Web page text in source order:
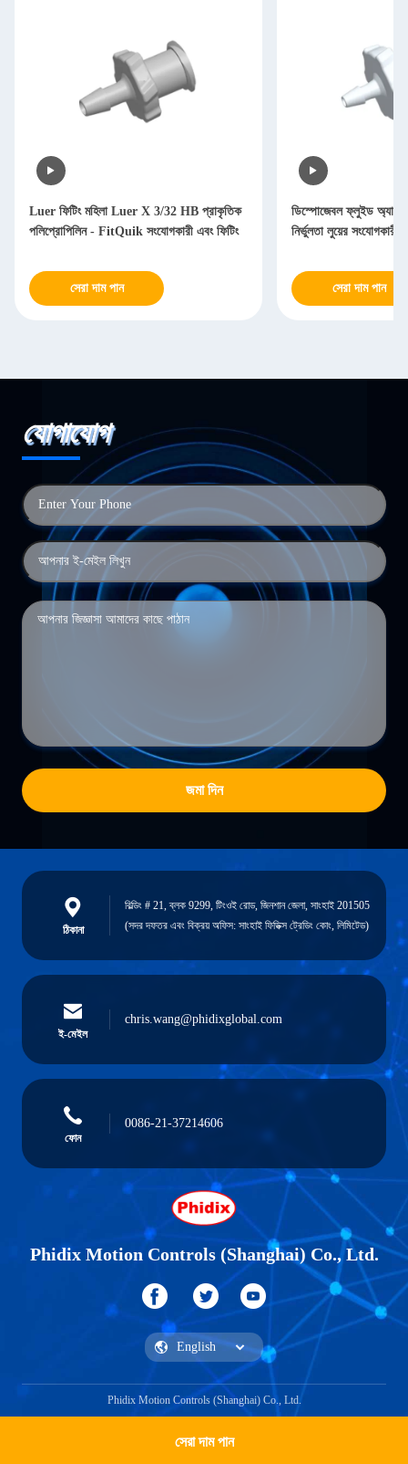
সেরা দাম পান
Luer ফিটিং মহিলা Luer X 3/32 HB প্রাকৃতিক
পলিপ্রোপিলিন - FitQuik সংযোগকারী এবং ফিটিং
সেরা দাম পান
ডিস্পোজেবল ফ্লুইড
নির্ভুলতা লুয়ের সংযোগকারী
সেরা দাম পান
যোগাযোগ
জমা দিন
ঠিকানা
বিল্ডিং # 21, ব্লক 9299, টিংওই রোড, জিনশান জেলা, সাংহাই 201505
(সদর দফতর এবং বিক্রয় অফিস: সাংহাই ফিডিক্স ট্রেডিং কোং, লিমিটেড)
ই-মেইল
chris.wang@phidixglobal.com
ফোন
0086-21-37214606
Phidix Motion Controls (Shanghai) Co., Ltd.
Phidix Motion Controls (Shanghai) Co., Ltd.